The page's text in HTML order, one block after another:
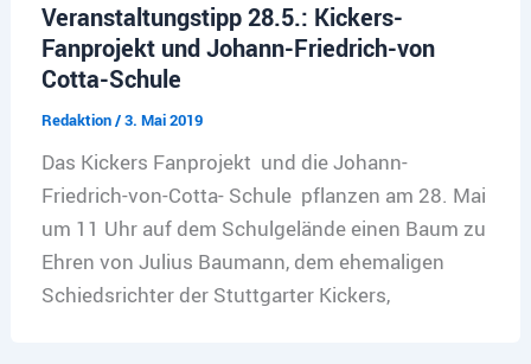
Veranstaltungstipp 28.5.: Kickers-
Fanprojekt und Johann-Friedrich-von
Cotta-Schule
Redaktion/3. Mai 2019
Das Kickers Fanprojekt und die Johann-
Friedrich-von-Cotta- Schule pflanzen am 28. Mai
um 11 Uhr auf dem Schulgelände einen Baum zu
Ehren von Julius Baumann, dem ehemaligen
Schiedsrichter der Stuttgarter Kickers,